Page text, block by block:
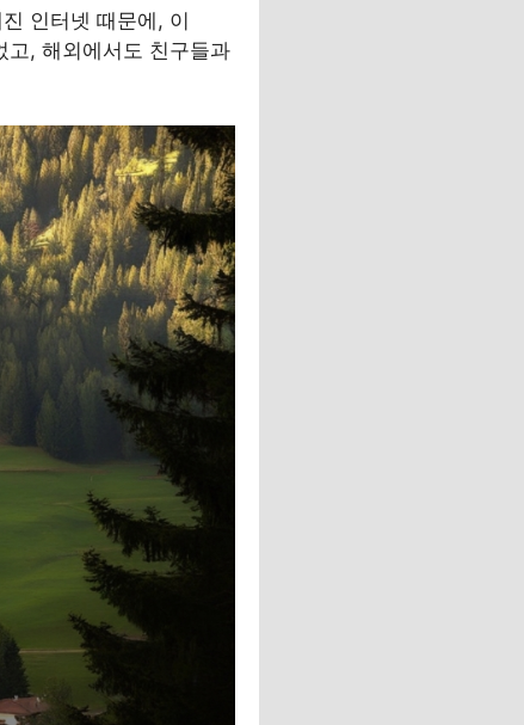
인터넷 때문에, 이
고, 해외에서도 친구들과